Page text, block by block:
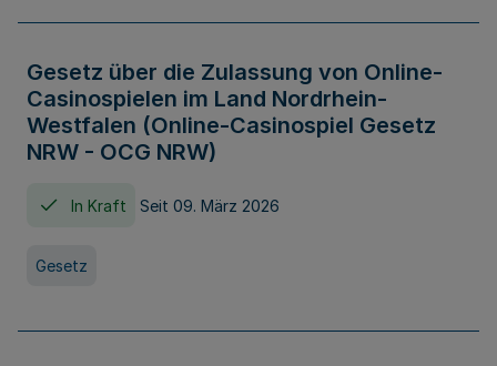
Gesetz über die Zulassung von Online-
Casinospielen im Land Nordrhein-
Westfalen (Online-Casinospiel Gesetz
NRW - OCG NRW)
In Kraft Seit 09. März 2026
Gesetz